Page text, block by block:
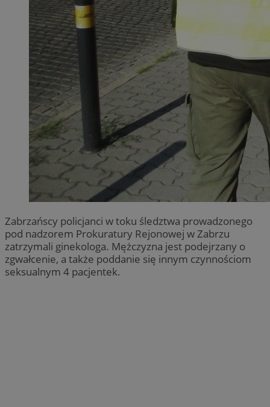
Zabrzańscy policjanci w toku śledztwa prowadzonego
pod nadzorem Prokuratury Rejonowej w Zabrzu
zatrzymali ginekologa. Mężczyzna jest podejrzany o
zgwałcenie, a także poddanie się innym czynnościom
seksualnym 4 pacjentek.